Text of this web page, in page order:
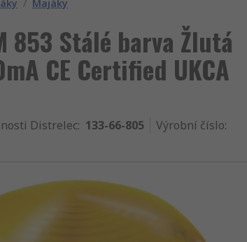
/ Majáky
853 Stálé barva Žlutá
CE Certified UKCA
Distrelec: 133-66-805 Výrobní číslo: